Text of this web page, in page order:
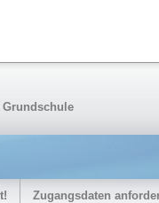
Zugangsdaten